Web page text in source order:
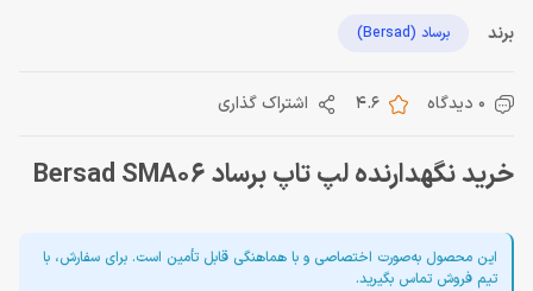
برند برساد (Bersad)
0 دیدگاه 4.6 اشتراک گذاری
خرید نگهدارنده لپ تاپ برساد Bersad SMA06
این محصول به‌صورت اختصاصی و با هماهنگی قابل تأمین است. برای سفارش، با
تیم فروش تماس بگیرید.